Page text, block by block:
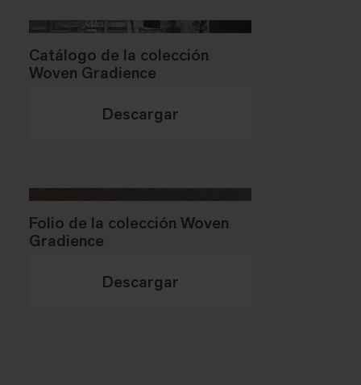
Catálogo de la colección
Woven Gradience
Descargar
Folio de la colección Woven
Gradience
Descargar